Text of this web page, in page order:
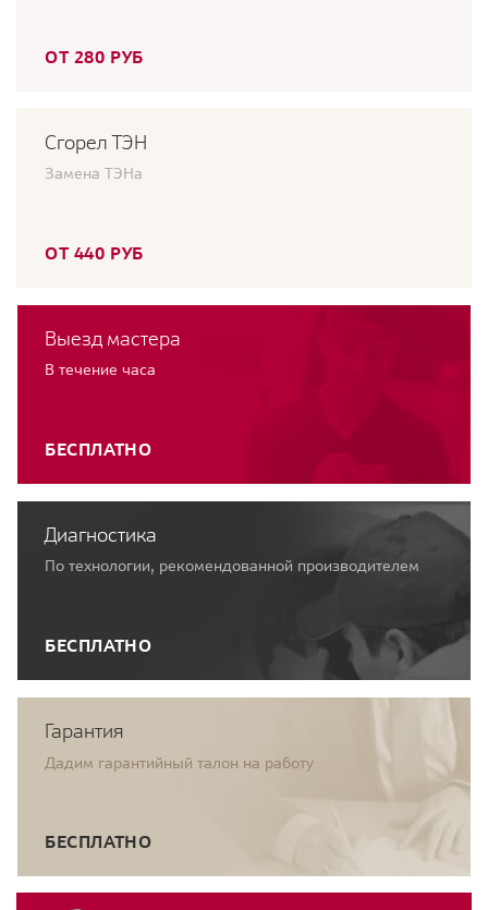
ОТ 280 РУБ
Сгорел ТЭН
Замена ТЭНа
ОТ 440 РУБ
Выезд мастера
В течение часа
БЕСПЛАТНО
Диагностика
По технологии, рекомендованной производителем
БЕСПЛАТНО
Гарантия
Дадим гарантийный талон на работу
БЕСПЛАТНО